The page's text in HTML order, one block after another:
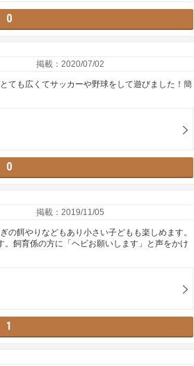
0
掲載：2020/07/02
ても広くてサッカーや野球をして遊びました！簡
0
掲載：2019/11/05
餌やりなどもあり小さい子どもも楽しめます。
飼育係の方に「ヘビお願いします」と声をかけ
1